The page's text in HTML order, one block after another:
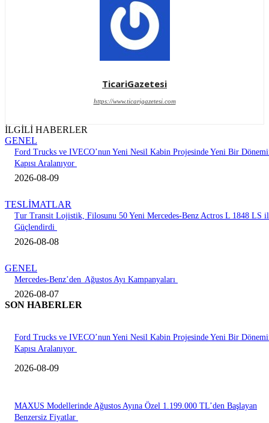
TicariGazetesi
https://www.ticarigazetesi.com
İLGİLİ HABERLER
GENEL
Ford Trucks ve IVECO’nun Yeni Nesil Kabin Projesinde Yeni Bir
Kapısı Aralanıyor
2026-08-09
TESLİMATLAR
Tur Transit Lojistik, Filosunu 50 Yeni Mercedes-Benz Actros L 1848 LS
Güçlendirdi
2026-08-08
GENEL
Mercedes-Benz’den Ağustos Ayı Kampanyaları
2026-08-07
SON HABERLER
Ford Trucks ve IVECO’nun Yeni Nesil Kabin Projesinde Yeni Bir
Kapısı Aralanıyor
2026-08-09
MAXUS Modellerinde Ağustos Ayına Özel 1.199.000 TL’den Başlayan
Benzersiz Fiyatlar